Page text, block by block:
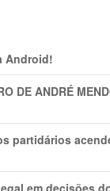
Android!
DE ANDRÉ
partidários
em decisões